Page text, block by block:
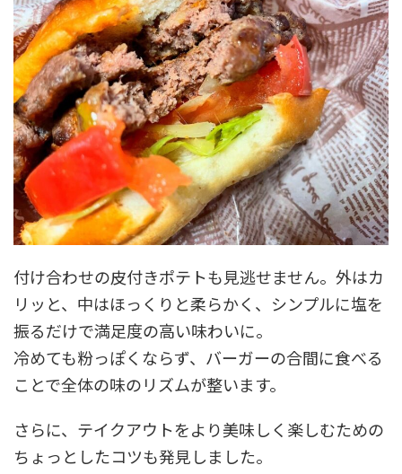
付け合わせの皮付きポテトも見逃せません。外はカ
リッと、中はほっくりと柔らかく、シンプルに塩を
振るだけで満足度の高い味わいに。
冷めても粉っぽくならず、バーガーの合間に食べる
ことで全体の味のリズムが整います。
さらに、テイクアウトをより美味しく楽しむための
ちょっとしたコツも発見しました。